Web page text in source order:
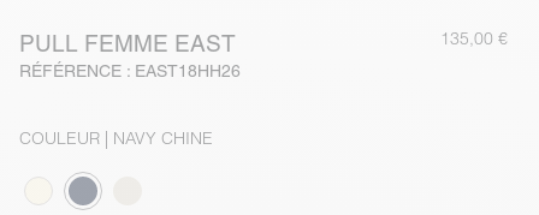
PULL FEMME EAST
RÉFÉRENCE : EAST18HH26
135,00 €
COULEUR | NAVY CHINE